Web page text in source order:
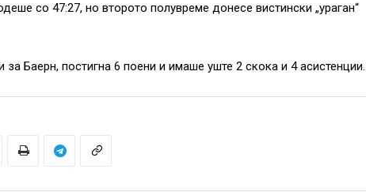
со 47:27, но второто полувреме донесе вистински „ураган“
Баерн, постигна 6 поени и имаше уште 2 скока и 4 асистенции.